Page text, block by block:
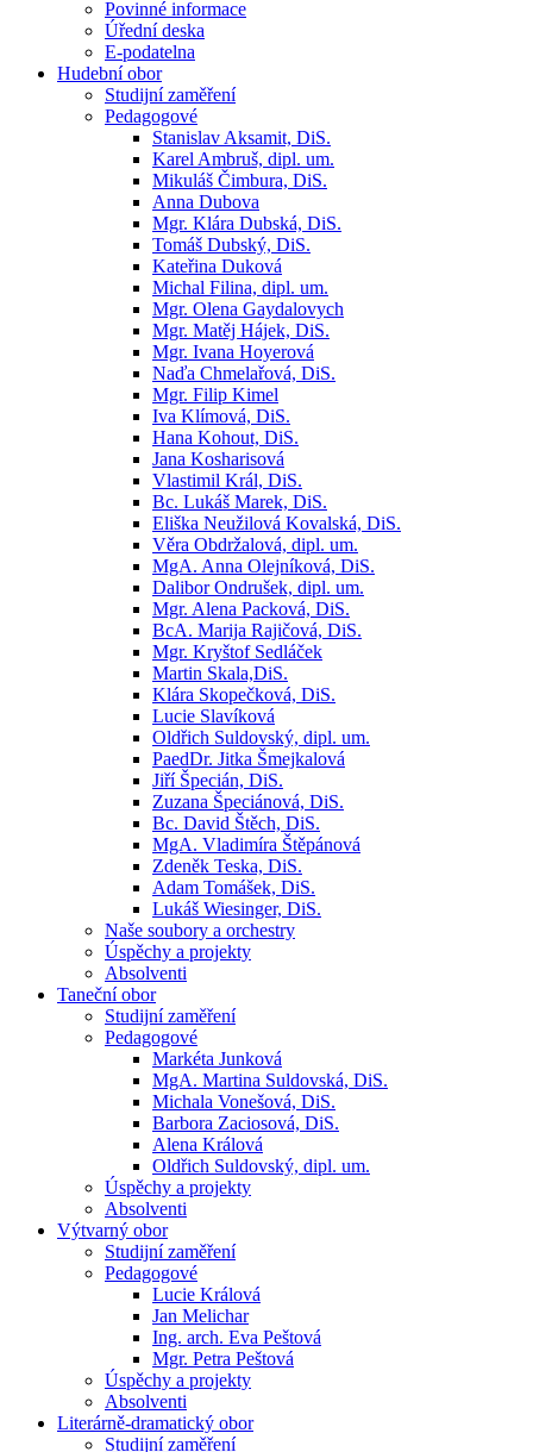
Povinné informace
Úřední deska
E-podatelna
Hudební obor
Studijní zaměření
Pedagogové
Stanislav Aksamit, DiS.
Karel Ambruš, dipl. um.
Mikuláš Čimbura, DiS.
Anna Dubova
Mgr. Klára Dubská, DiS.
Tomáš Dubský, DiS.
Kateřina Duková
Michal Filina, dipl. um.
Mgr. Olena Gaydalovych
Mgr. Matěj Hájek, DiS.
Mgr. Ivana Hoyerová
Naďa Chmelařová, DiS.
Mgr. Filip Kimel
Iva Klímová, DiS.
Hana Kohout, DiS.
Jana Kosharisová
Vlastimil Král, DiS.
Bc. Lukáš Marek, DiS.
Eliška Neužilová Kovalská, DiS.
Věra Obdržalová, dipl. um.
MgA. Anna Olejníková, DiS.
Dalibor Ondrušek, dipl. um.
Mgr. Alena Packová, DiS.
BcA. Marija Rajičová, DiS.
Mgr. Kryštof Sedláček
Martin Skala,DiS.
Klára Skopečková, DiS.
Lucie Slavíková
Oldřich Suldovský, dipl. um.
PaedDr. Jitka Šmejkalová
Jiří Špecián, DiS.
Zuzana Špeciánová, DiS.
Bc. David Štěch, DiS.
MgA. Vladimíra Štěpánová
Zdeněk Teska, DiS.
Adam Tomášek, DiS.
Lukáš Wiesinger, DiS.
Naše soubory a orchestry
Úspěchy a projekty
Absolventi
Taneční obor
Studijní zaměření
Pedagogové
Markéta Junková
MgA. Martina Suldovská, DiS.
Michala Vonešová, DiS.
Barbora Zaciosová, DiS.
Alena Králová
Oldřich Suldovský, dipl. um.
Úspěchy a projekty
Absolventi
Výtvarný obor
Studijní zaměření
Pedagogové
Lucie Králová
Jan Melichar
Ing. arch. Eva Peštová
Mgr. Petra Peštová
Úspěchy a projekty
Absolventi
Literárně-dramatický obor
Studijní zaměření